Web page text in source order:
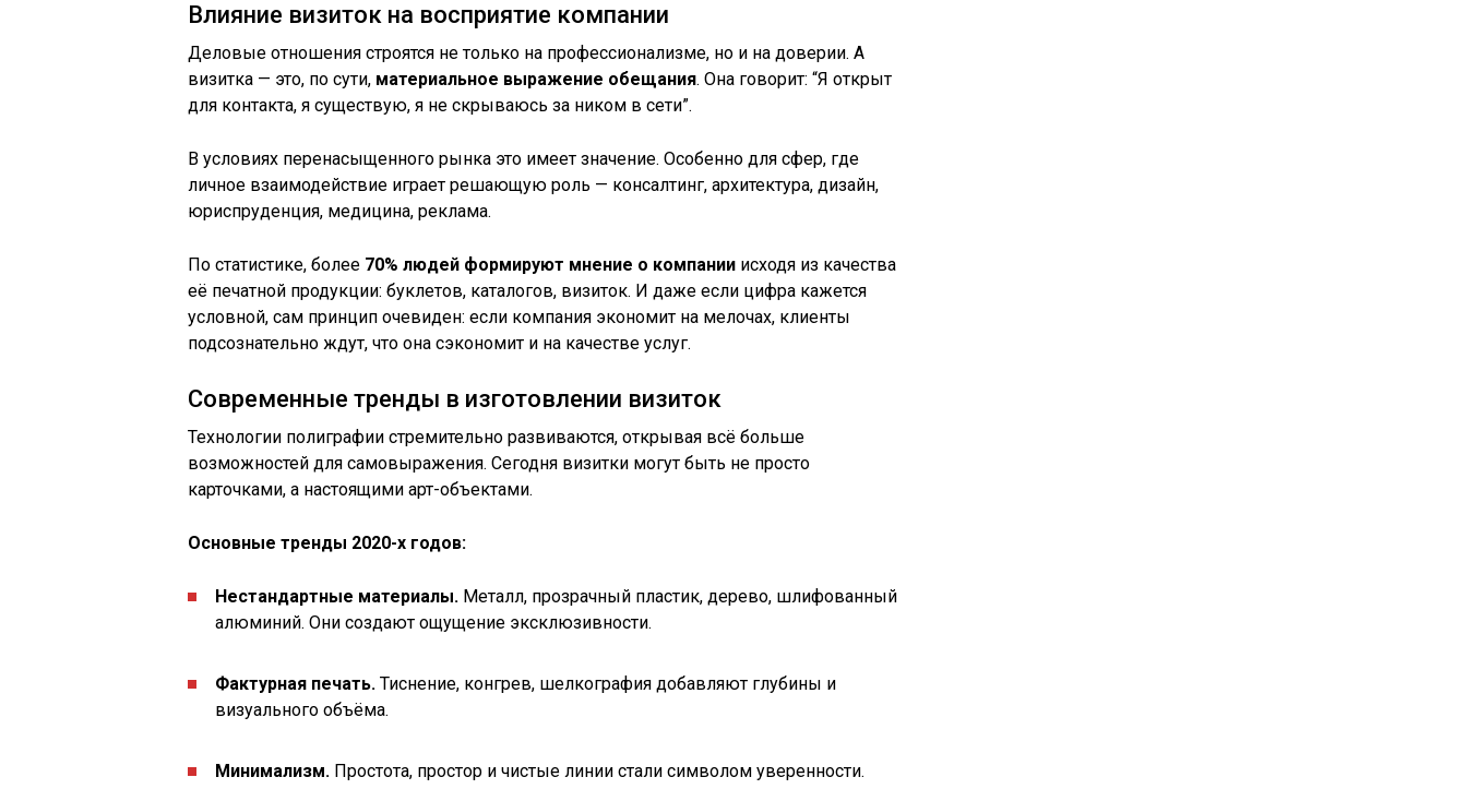
Влияние визиток на восприятие компании
Деловые отношения строятся не только на профессионализме, но и на доверии. А
визитка — это, по сути, материальное выражение обещания. Она говорит: “Я открыт
для контакта, я существую, я не скрываюсь за ником в сети”.
В условиях перенасыщенного рынка это имеет значение. Особенно для сфер, где
личное взаимодействие играет решающую роль — консалтинг, архитектура, дизайн,
юриспруденция, медицина, реклама.
По статистике, более 70% людей формируют мнение о компании исходя из качества
её печатной продукции: буклетов, каталогов, визиток. И даже если цифра кажется
условной, сам принцип очевиден: если компания экономит на мелочах, клиенты
подсознательно ждут, что она сэкономит и на качестве услуг.
Современные тренды в изготовлении визиток
Технологии полиграфии стремительно развиваются, открывая всё больше
возможностей для самовыражения. Сегодня визитки могут быть не просто
карточками, а настоящими арт-объектами.
Основные тренды 2020-х годов:
Нестандартные материалы. Металл, прозрачный пластик, дерево, шлифованный
алюминий. Они создают ощущение эксклюзивности.
Фактурная печать. Тиснение, конгрев, шелкография добавляют глубины и
визуального объёма.
Минимализм. Простота, простор и чистые линии стали символом уверенности.